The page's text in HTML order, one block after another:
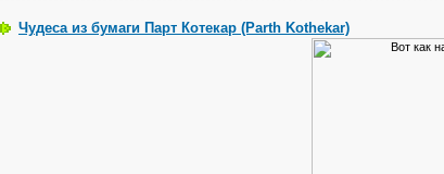
Чудеса из бумаги Парт Котекар (Parth Kothekar)